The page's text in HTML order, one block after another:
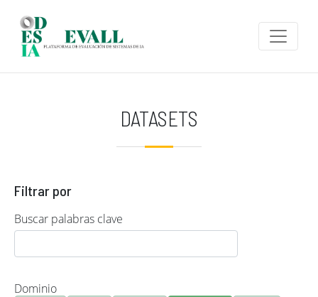
DATASETS
Filtrar por
Buscar palabras clave
Dominio